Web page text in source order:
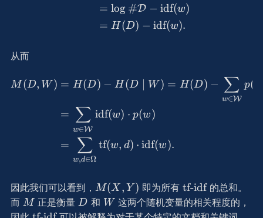
= log #D − idf(w)
= H (D) − idf(w).
从而
\begin{aligned} M(D,
M (D, W ) = H(D) − H (D W ) = H(D) −
w∈W
∑ p(
=
w∈W
∑ idf(w) ⋅ p(w)
=
w,d∈Ω
∑ tf(w, d) ⋅ idf(w).
因此我们可以看到， M(X,
Y)
M(X , Y ) 即为所有\text{tf-
idf}
tf-idf的总和。
而 M
M 正是衡量 D
D 和 W
W 这两个随机变量的相关程度的，